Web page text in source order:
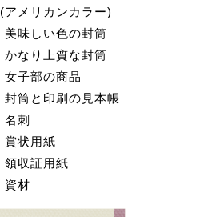
(アメリカンカラー)
美味しい色の封筒
かなり上質な封筒
女子部の商品
封筒と印刷の見本帳
名刺
賞状用紙
領収証用紙
資材